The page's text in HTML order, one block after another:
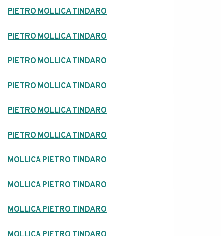
PIETRO MOLLICA TINDARO
PIETRO MOLLICA TINDARO
PIETRO MOLLICA TINDARO
PIETRO MOLLICA TINDARO
PIETRO MOLLICA TINDARO
PIETRO MOLLICA TINDARO
MOLLICA PIETRO TINDARO
MOLLICA PIETRO TINDARO
MOLLICA PIETRO TINDARO